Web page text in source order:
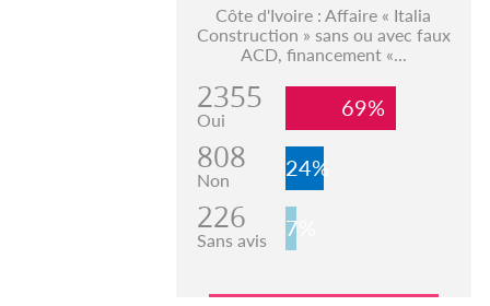
Côte d'Ivoire : Affaire « Italia
Construction » sans ou avec faux
ACD, financement «...
2355
Oui 69%
808
Non 24%
226
Sans avis 7%